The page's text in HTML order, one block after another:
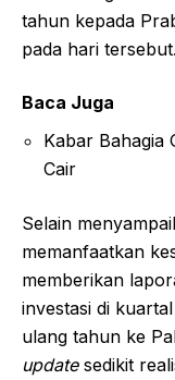
tahun kepada
pada hari tersebut.
Baca Juga
Kabar Bahagia
Cair
Selain
memanfaatkan
memberikan
investasi di
ulang tahun ke
updatesedikit